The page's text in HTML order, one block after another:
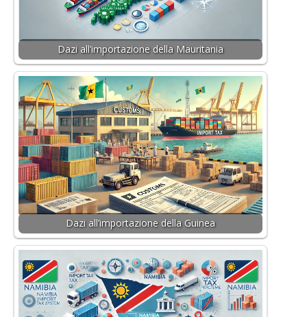
Dazi all’importazione della Mauritania
Dazi all’importazione della Guinea